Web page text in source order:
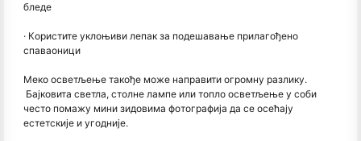
бледе
· Користите уклоњиви лепак за подешавање прилагођено
спаваоници
Меко осветљење такође може направити огромну разлику.
Бајковита светла, столне лампе или топло осветљење у соби
често помажу мини зидовима фотографија да се осећају
естетскије и угодније.